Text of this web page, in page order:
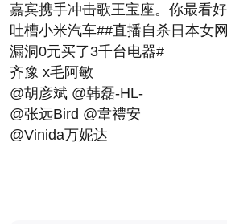
嘉宾携手冲击歌王宝座。你最看
吐槽小米汽车##直播自杀日本女
漏洞0元买了3千台电器#
齐豫 x毛阿敏
@胡彦斌 @韩磊-HL-
@张远Bird @韋禮安
@Vinida万妮达